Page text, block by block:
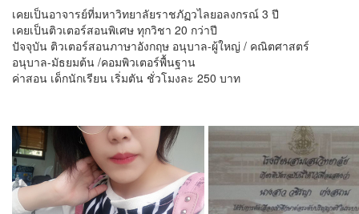
เคยเป็นอาจารย์ที่มหาวิทยาลัยราชภัฏวไลยอลงกรณ์ 3 ปี
เคยเป็นติวเตอร์สอนพิเศษ ทุกวิชา 20 กว่าปี
ปัจจุบัน ติวเตอร์สอนภาษาอังกฤษ อนุบาล-ผู้ใหญ่ / คณิตศาสตร์
อนุบาล-มัธยมต้น /คอมพิวเตอร์พื้นฐาน
ค่าสอน เด็กนักเรียน เริ่มตัน ชั่วโมงละ 250 บาท